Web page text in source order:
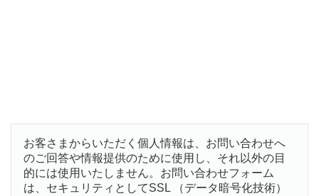
お客さまからいただく個人情報は、お問い合わせへ
のご回答や情報提供のために使用し、それ以外の目
的には使用いたしません。お問い合わせフォーム
は、セキュリティとしてSSL （データ暗号化技術）